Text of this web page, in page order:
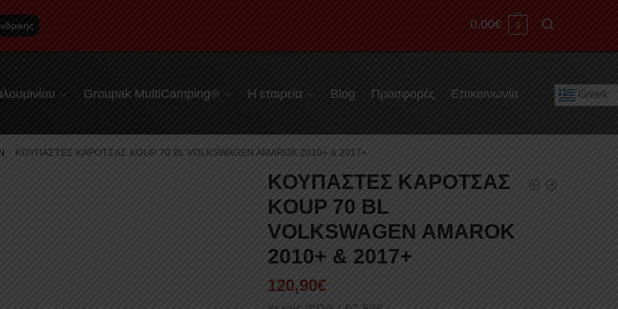
0,00€ 0
Groupak MultiCamping® Η εταιρεία Blog Προσφορές Επικοινωνία Greek
ΚΟΥΠΑΣΤΕΣ ΚΑΡΟΤΣΑΣ KOUP 70 BL VOLKSWAGEN AMAROK 2010+ & 2017+
ΚΟΥΠΑΣΤΕΣ ΚΑΡΟΤΣΑΣ
KOUP 70 BL
VOLKSWAGEN AMAROK
2010+ & 2017+
120,90€